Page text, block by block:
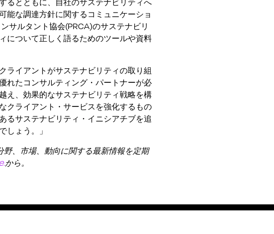
能な調達方針に関するコミュニケーショ
サルタント協会(PRCA)のサステナビリ
について正しく語るためのツールや資料
ライアントがサステナビリティの取り組
れたコンサルティング・パートナーが必
え、効果的なサステナビリティ戦略を構
クライアント・サービスを強化するもの
るサステナビリティ・イニシアチブを追
しょう。」
、市場、動向に関する最新情報を定期
から。